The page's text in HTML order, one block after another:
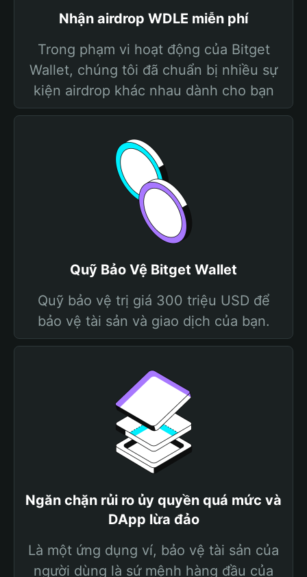
Nhận airdrop WDLE miễn phí
Trong phạm vi hoạt động của Bitget
Wallet, chúng tôi đã chuẩn bị nhiều sự
kiện airdrop khác nhau dành cho bạn
Quỹ Bảo Vệ Bitget Wallet
Quỹ bảo vệ trị giá 300 triệu USD để
bảo vệ tài sản và giao dịch của bạn.
Ngăn chặn rủi ro ủy quyền quá mức và
DApp lừa đảo
Là một ứng dụng ví, bảo vệ tài sản của
người dùng là sứ mệnh hàng đầu của